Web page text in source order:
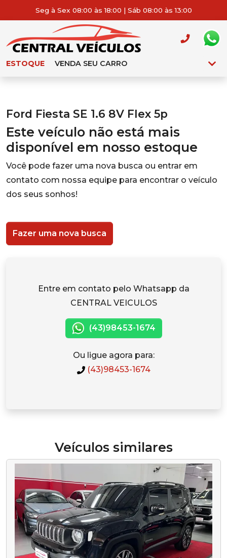
Seg à Sex 08:00 às 18:00 | Sáb 08:00 às 13:00
ESTOQUE VENDA SEU CARRO
Ford Fiesta SE 1.6 8V Flex 5p
Este veículo não está mais
disponível em nosso estoque
Você pode fazer uma nova busca ou entrar em
contato com nossa equipe para encontrar o veículo
dos seus sonhos!
Fazer uma nova busca
Entre em contato pelo Whatsapp da
CENTRAL VEICULOS
(43)98453-1674
Ou ligue agora para:
(43)98453-1674
Veículos similares